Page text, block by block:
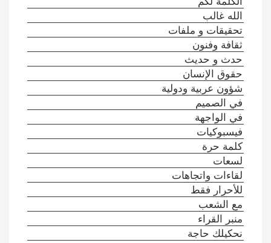
الله غالب
تحقيقات و ملفات
ثقافة وفنون
حدث و حديث
حقوق الإنسان
شؤون عربية ودولية
في الصميم
في الواجهة
فيسبوكيات
كلمة حرة
لسعات
لقاءات واتجاهات
للأحرار فقط
مع الشعب
منبر القراء
نحكيلك حاجة